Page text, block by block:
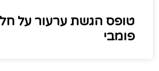
טופס הגשת ערעור על
פומבי